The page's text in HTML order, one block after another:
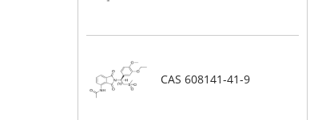
CAS 608141-41-9